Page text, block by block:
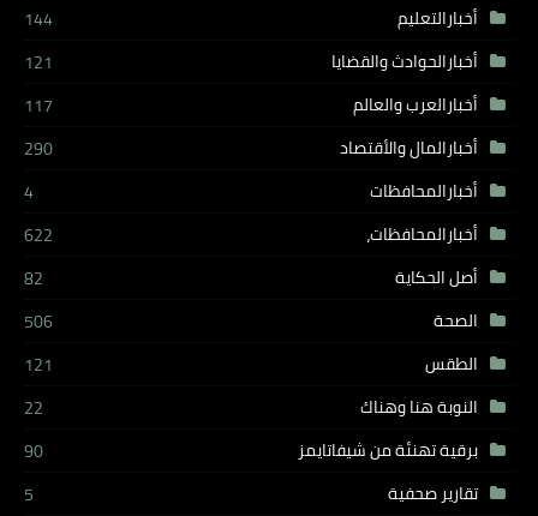
أخبارالتعليم
144
أخبارالحوادث والقضايا
121
أخبارالعرب والعالم
117
أخبارالمال والأقتصاد
290
أخبارالمحافظات
4
أخبارالمحافظات،
622
أصل الحكاية
82
الصحة
506
الطقس
121
النوبة هنا وهناك
22
برقية تهنئة من شيفاتايمز
90
تقارير صحفية
5